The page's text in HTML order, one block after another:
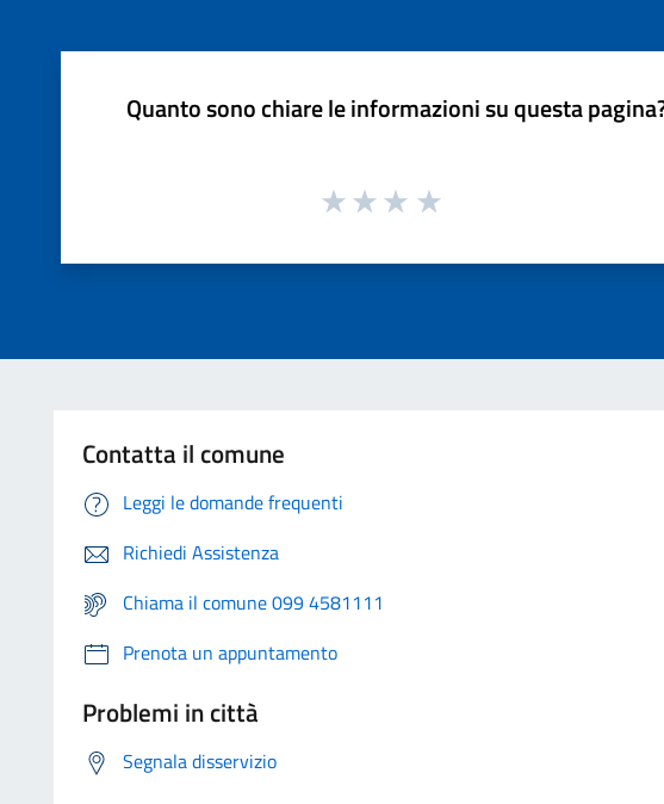
Quanto sono chiare le informazioni su questa
Contatta il comune
Leggi le domande frequenti
Richiedi Assistenza
Chiama il comune 099 4581111
Prenota un appuntamento
Problemi in città
Segnala disservizio